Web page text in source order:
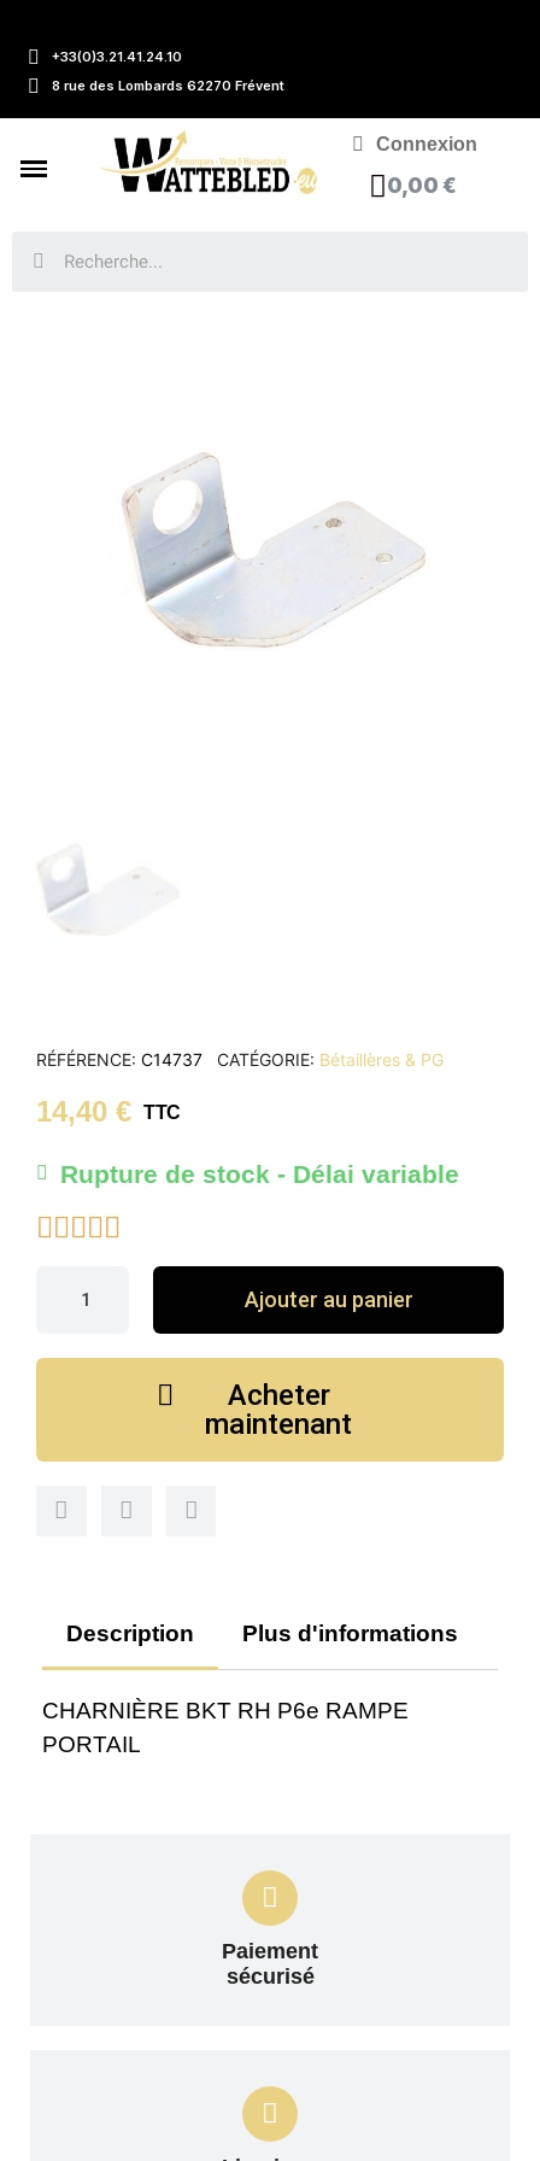
+33(0)3.21.41.24.10
8 rue des Lombards 62270 Frévent
Connexion
0,00 €
RÉFÉRENCE C14737 CATÉGORIE Bétaillères & PG
14,40 € TTC
Rupture de stock - Délai variable

Ajouter au panier
Acheter
maintenant
Description Plus d'informations
CHARNIÈRE BKT RH P6e RAMPE
PORTAIL
Paiement
sécurisé